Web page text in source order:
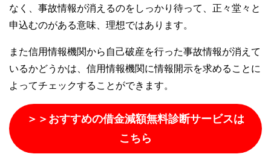
なく、事故情報が消えるのをしっかり待って、正々堂々と
申込むのがある意味、理想ではあります。
また信用情報機関から自己破産を行った事故情報が消えて
いるかどうかは、信用情報機関に情報開示を求めることに
よってチェックすることができます。
＞＞おすすめの借金減額無料診断サービスは
こちら